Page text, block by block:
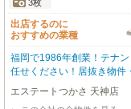
3枚
出店するのに
おすすめの業種
福岡で1986年創業！テナ
任せください！居抜き物件
す！開店・移転・増店・
エステートつかさ 天神店